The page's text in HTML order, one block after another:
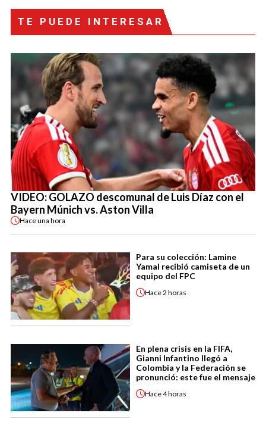
TE PUEDE INTERESAR
VIDEO: GOLAZO descomunal de Luis Díaz con el
Bayern Múnich vs. Aston Villa
Haceuna hora
Para su colección: Lamine
Yamal recibió camiseta de un
equipo del FPC
Hace2 horas
En plena crisis en la FIFA,
Gianni Infantino llegó a
Colombia y la Federación se
pronunció: este fue el mensaje
Hace4 horas